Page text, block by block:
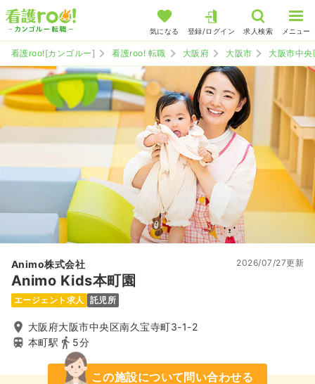
気になる 登録/ログイン 求人検索 メニュー
看護roo![カンゴルー] 看護roo! 転職 大阪府 大阪市 大阪市中央
Animo株式会社
Animo Kids本町園
2026/07/27更新
エージェント求人 託児所
大阪府大阪市中央区南久宝寺町3-1-2
本町駅
5分
この施設について問い合わせる